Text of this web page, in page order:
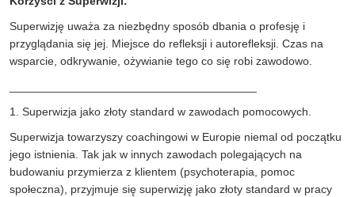
Superwizję uważa za niezbędny sposób dbania o profesję i
przyglądania się jej. Miejsce do refleksji i autorefleksji. Czas na
wsparcie, odkrywanie, ożywianie tego co się robi zawodowo.
1. Superwizja jako złoty standard w zawodach pomocowych.
Superwizja towarzyszy coachingowi w Europie niemal od początku
jego istnienia. Tak jak w innych zawodach polegających na
budowaniu przymierza z klientem (psychoterapia, pomoc
społeczna), przyjmuje się superwizję jako złoty standard w pracy